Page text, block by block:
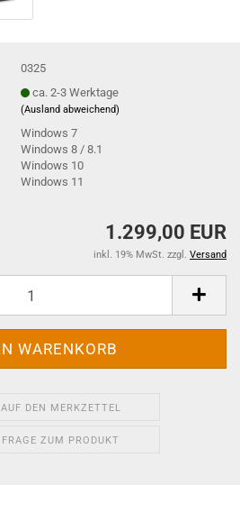
0325
ca. 2-3 Werktage
(Ausland abweichend)
Windows 7
Windows 8 / 8.1
Windows 10
Windows 11
1.299,00 EUR
inkl. 19% MwSt. zzgl. Versand
AUF DEN MERKZETTEL
FRAGE ZUM PRODUKT